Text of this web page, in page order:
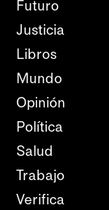
Futuro
Justicia
Libros
Mundo
Opinión
Política
Salud
Trabajo
Verifica